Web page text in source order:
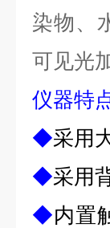
染物、
可见光
仪器特
◆采用
◆采用
◆内置